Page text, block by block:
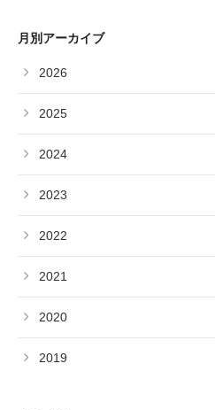
月別アーカイブ
2026
2025
2024
2023
2022
2021
2020
2019